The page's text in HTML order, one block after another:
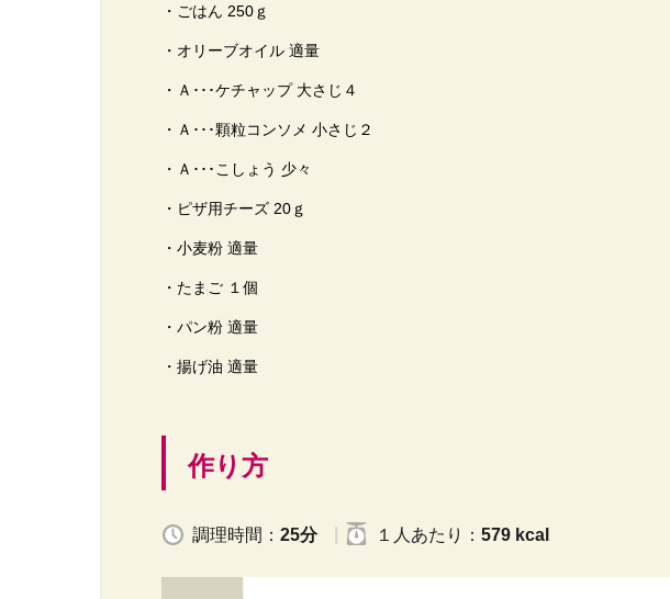
・ごはん 250ｇ
・オリーブオイル 適量
・Ａ･･･ケチャップ 大さじ４
・Ａ･･･顆粒コンソメ 小さじ２
・Ａ･･･こしょう 少々
・ピザ用チーズ 20ｇ
・小麦粉 適量
・たまご １個
・パン粉 適量
・揚げ油 適量
作り方
調理時間： 25分 １人 あたり ： 579 kcal